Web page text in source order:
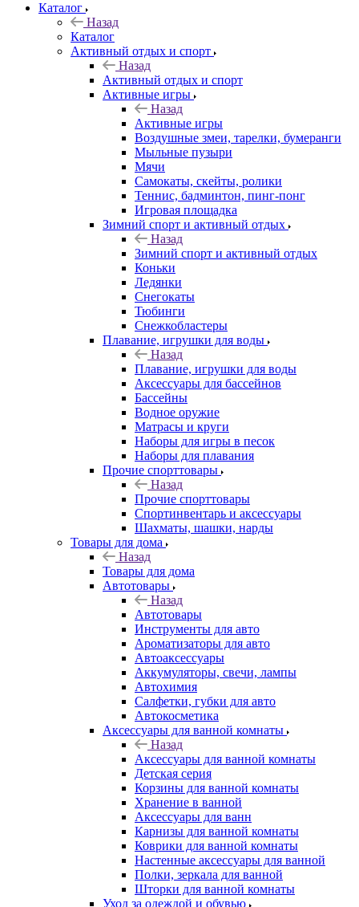
Каталог
Назад
Каталог
Активный отдых и спорт
Назад
Активный отдых и спорт
Активные игры
Назад
Активные игры
Воздушные змеи, тарелки, бумеранги
Мыльные пузыри
Мячи
Самокаты, скейты, ролики
Теннис, бадминтон, пинг-понг
Игровая площадка
Зимний спорт и активный отдых
Назад
Зимний спорт и активный отдых
Коньки
Ледянки
Снегокаты
Тюбинги
Снежкобластеры
Плавание, игрушки для воды
Назад
Плавание, игрушки для воды
Аксессуары для бассейнов
Бассейны
Водное оружие
Матрасы и круги
Наборы для игры в песок
Наборы для плавания
Прочие спорттовары
Назад
Прочие спорттовары
Спортинвентарь и аксессуары
Шахматы, шашки, нарды
Товары для дома
Назад
Товары для дома
Автотовары
Назад
Автотовары
Инструменты для авто
Ароматизаторы для авто
Автоаксессуары
Аккумуляторы, свечи, лампы
Автохимия
Салфетки, губки для авто
Автокосметика
Аксессуары для ванной комнаты
Назад
Аксессуары для ванной комнаты
Детская серия
Корзины для ванной комнаты
Хранение в ванной
Аксессуары для ванн
Карнизы для ванной комнаты
Коврики для ванной комнаты
Настенные аксессуары для ванной
Полки, зеркала для ванной
Шторки для ванной комнаты
Уход за одеждой и обувью